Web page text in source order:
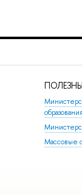
Массовые